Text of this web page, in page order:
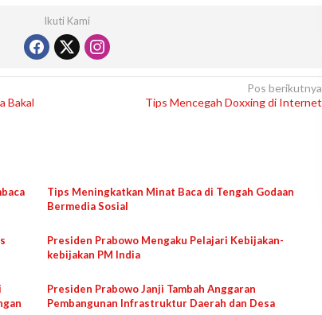
Ikuti Kami
Bakal
Pos berikutnya
Tips Mencegah Doxxing di Internet
Tips Meningkatkan Minat Baca di Tengah Godaan
Bermedia Sosial
Presiden Prabowo Mengaku Pelajari Kebijakan-
kebijakan PM India
Presiden Prabowo Janji Tambah Anggaran
Pembangunan Infrastruktur Daerah dan Desa